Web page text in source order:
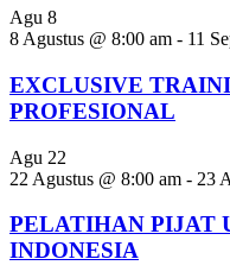
Agu 8
8 Agustus @ 8:00 am - 11
EXCLUSIVE
PROFESIONAL
Agu 22
22 Agustus @ 8:00 am - 23
PELATIHAN PIJAT
INDONESIA